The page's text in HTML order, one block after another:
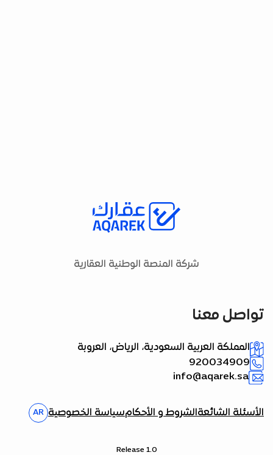
شركة المنصة الوطنية العقارية
تواصل معنا
المملكة العربية السعودية، الرياض، العروبة
920034909
info@aqarek.sa
الأسئلة الشائعةالشروط و الأحكامسياسة الخصوصية AR
Release 1.0